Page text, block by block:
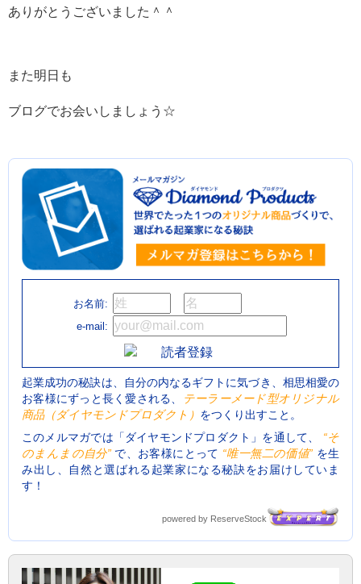
ありがとうございました＾＾
また明日も
ブログでお会いしましょう☆
お名前:
e-mail:
起業成功の秘訣は、自分の内なるギフトに気づき、相思相愛の
お客様にずっと長く愛される、
テーラーメード型オリジナル
商品（ダイヤモンドプロダクト） をつくり出すこと。
このメルマガでは「ダイヤモンドプロダクト」を通して、 “そ
のまんまの自分”で、お客様にとって “唯一無二の価値” を生
み出し、自然と選ばれる起業家になる秘訣をお届けしていま
す！
powered by ReserveStock